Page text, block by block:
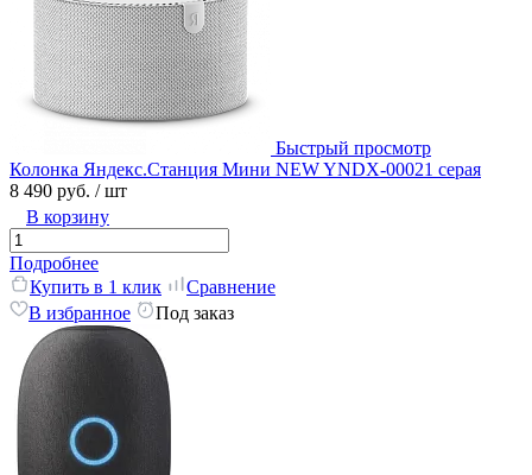
Быстрый просмотр
Колонка Яндекс.Станция Мини NEW YNDX-00021 серая
8 490 руб. / шт
В корзину
Подробнее
Купить в 1 клик
Сравнение
В избранное
Под заказ